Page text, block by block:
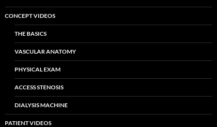
CONCEPT VIDEOS
THE BASICS
VASCULAR ANATOMY
PHYSICAL EXAM
ACCESS STENOSIS
DIALYSIS MACHINE
PATIENT VIDEOS